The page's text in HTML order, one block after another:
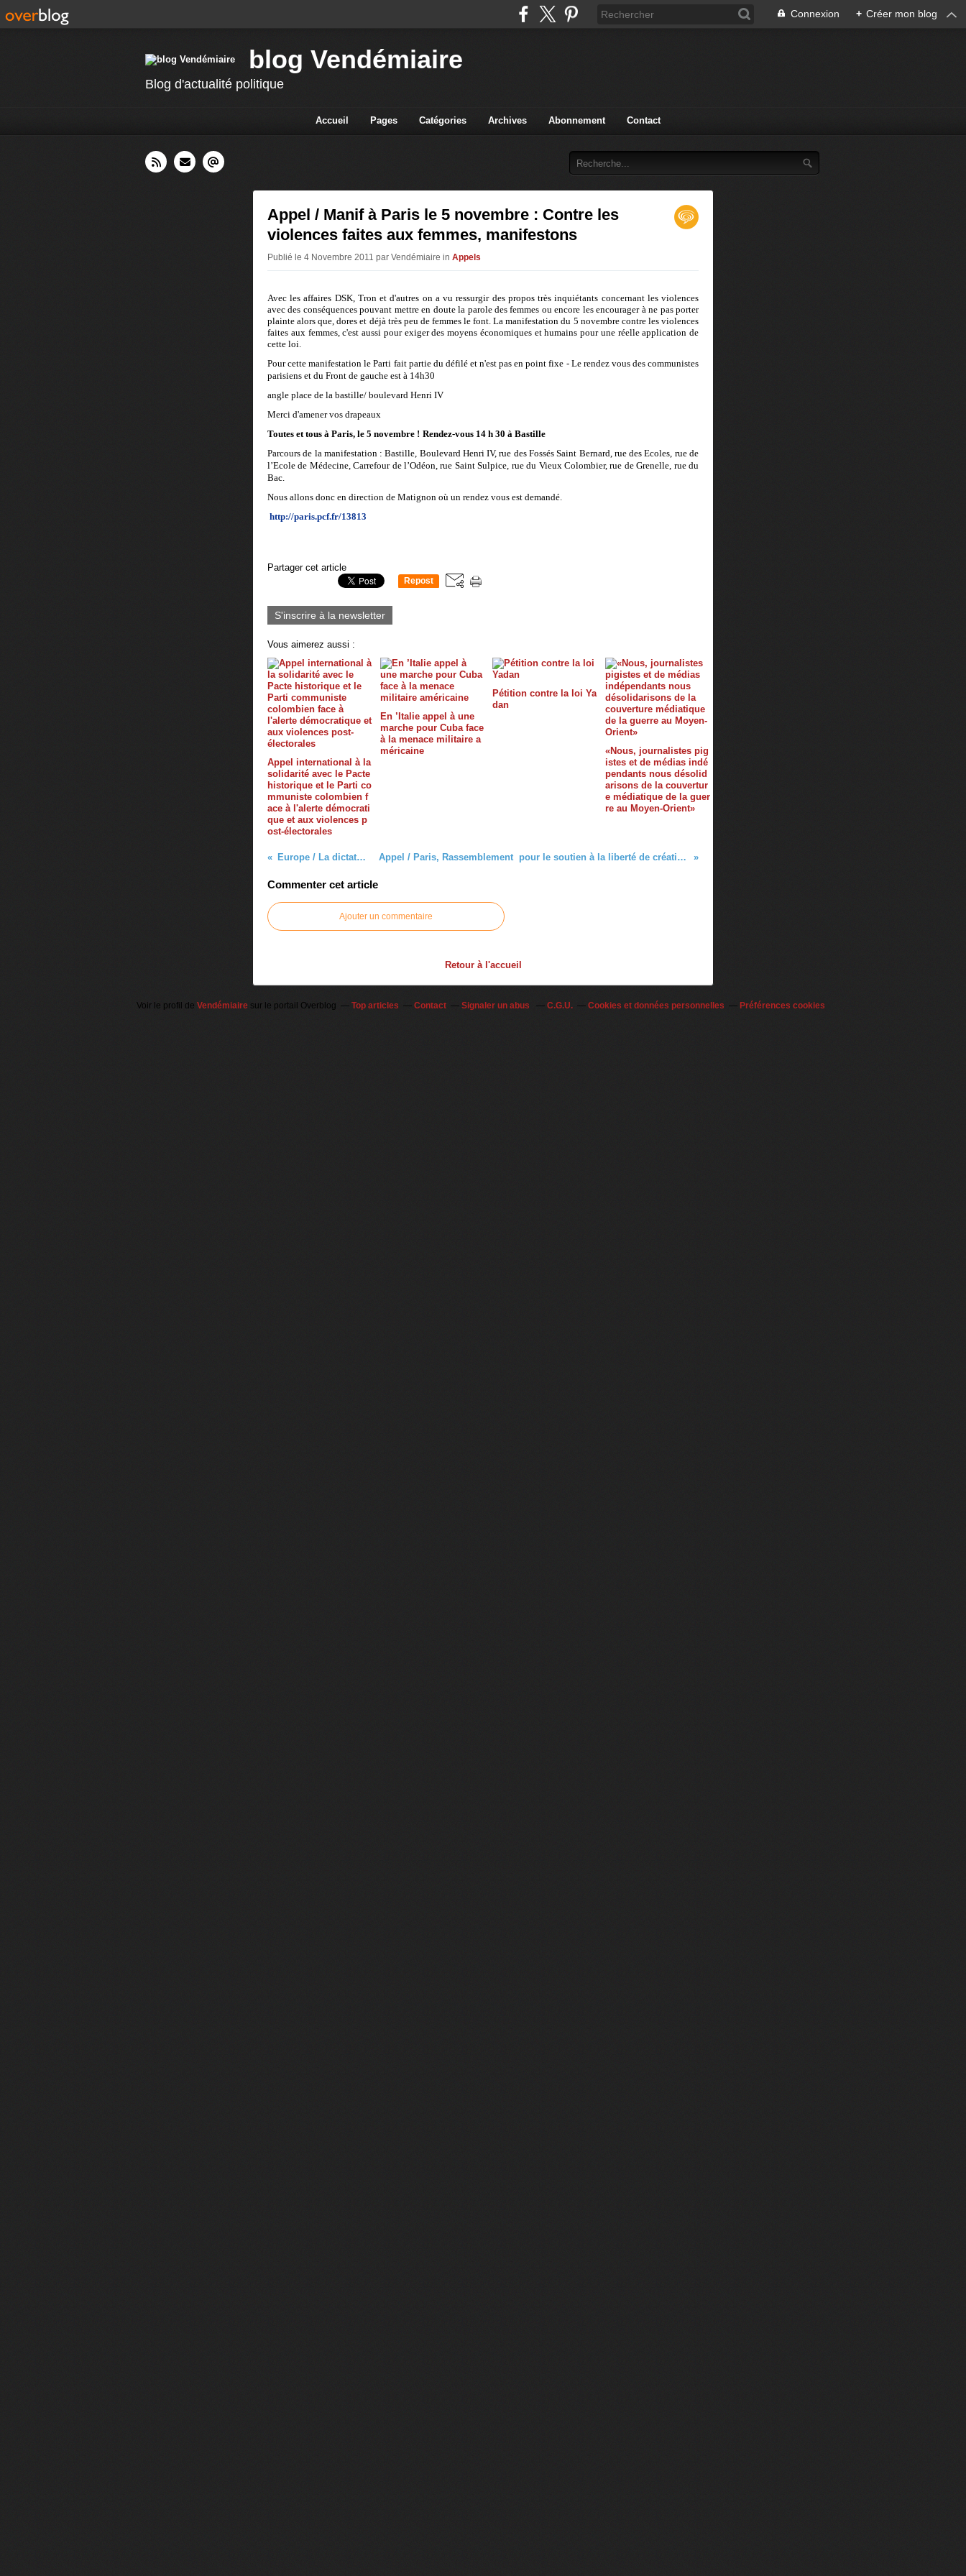
Connexion + Créer mon blog
blog Vendémiaire
Blog d'actualité politique
Accueil Pages Catégories Archives Abonnement Contact
Appel / Manif à Paris le 5 novembre : Contre les
violences faites aux femmes, manifestons
Publié le 4 Novembre 2011 par Vendémiaire in Appels
Avec les affaires DSK, Tron et d'autres on a vu ressurgir des propos très inquiétants concernant les violences
avec des conséquences pouvant mettre en doute la parole des femmes ou encore les encourager à ne pas porter
plainte alors que, dores et déjà très peu de femmes le font. La manifestation du 5 novembre contre les violences
faites aux femmes, c'est aussi pour exiger des moyens économiques et humains pour une réelle application de
cette loi.
Pour cette manifestation le Parti fait partie du défilé et n'est pas en point fixe - Le rendez vous des communistes
parisiens et du Front de gauche est à 14h30
angle place de la bastille/ boulevard Henri IV
Merci d'amener vos drapeaux
Toutes et tous à Paris, le 5 novembre ! Rendez-vous 14 h 30 à Bastille
Parcours de la manifestation : Bastille, Boulevard Henri IV, rue des Fossés Saint Bernard, rue des Ecoles, rue de
l’Ecole de Médecine, Carrefour de l’Odéon, rue Saint Sulpice, rue du Vieux Colombier, rue de Grenelle, rue du
Bac.
Nous allons donc en direction de Matignon où un rendez vous est demandé.
http://paris.pcf.fr/13813
Partager cet article
Repost
S'inscrire à la newsletter
Vous aimerez aussi :
Appel international à la
solidarité avec le Pacte
historique et le Parti co
mmuniste colombien f
ace à l'alerte démocrati
que et aux violences p
ost-électorales
En ’Italie appel à une
marche pour Cuba face
à la menace militaire a
méricaine
Pétition contre la loi Ya
dan
«Nous, journalistes pig
istes et de médias indé
pendants nous désolid
arisons de la couvertur
e médiatique de la guer
re au Moyen-Orient»
Europe / La dictature de Gribouille Appel / Paris, Rassemblement pour le soutien à la liberté de création et la défense du service public de la culture
Commenter cet article
Ajouter un commentaire
Retour à l'accueil
Voir le profil de Vendémiaire sur le portail Overblog Top articles Contact Signaler un abus C.G.U. Cookies et données personnelles Préférences cookies